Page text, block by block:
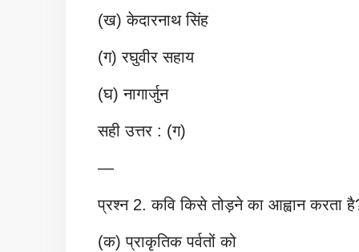
(ख) केदारनाथ सिंह
(ग) रघुवीर सहाय
(घ) नागार्जुन
सही उत्तर : (ग)
—
प्रश्न 2. कवि किसे तोड़ने का आह्वान करता
(क) प्राकृतिक पर्वतों को